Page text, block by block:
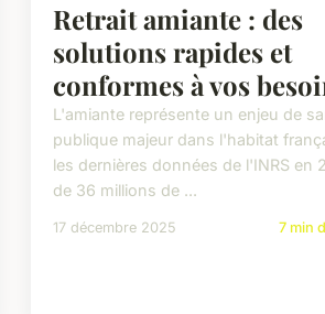
Retrait amiante : des
solutions rapides et
conformes à vos
L'amiante représente un enjeu de
publique majeur dans l'habitat
les dernières données de l'INRS en
de 36 millions de ...
17 décembre 2025 7 min